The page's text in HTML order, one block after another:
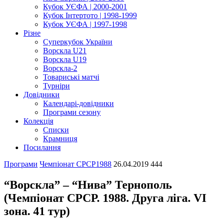
Кубок УЄФА | 2000-2001
Кубок Інтертото | 1998-1999
Кубок УЄФА | 1997-1998
Різне
Суперкубок України
Ворскла U21
Ворскла U19
Ворскла-2
Товариські матчі
Турніри
Довідники
Календарі-довідники
Програми сезону
Колекція
Списки
Крамниця
Посилання
Програми Чемпіонат СРСР1988 26.04.2019 444
“Ворскла” – “Нива” Тернополь
(Чемпіонат СРСР. 1988. Друга ліга. VІ
зона. 41 тур)